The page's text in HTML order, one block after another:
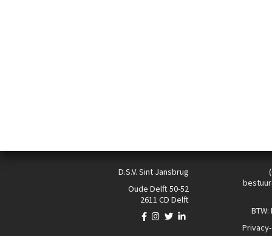
D.S.V. Sint Jansbrug
Oude Delft 50-52
2611 CD Delft